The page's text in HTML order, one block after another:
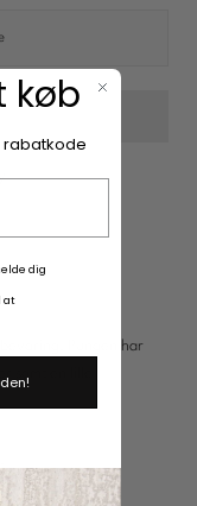
Pungen har
samt en lille
køb
rabatkode
dig